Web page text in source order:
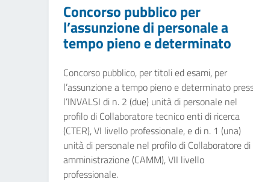
Concorso pubblico per
l’assunzione di personale a
tempo pieno e determinato
Concorso pubblico, per titoli ed esami, per
l’assunzione a tempo pieno e determinato
l’INVALSI di n. 2 (due) unità di personale nel
profilo di Collaboratore tecnico enti di ricerca
(CTER), VI livello professionale, e di n. 1 (una)
unità di personale nel profilo di Collaboratore di
amministrazione (CAMM), VII livello
professionale.